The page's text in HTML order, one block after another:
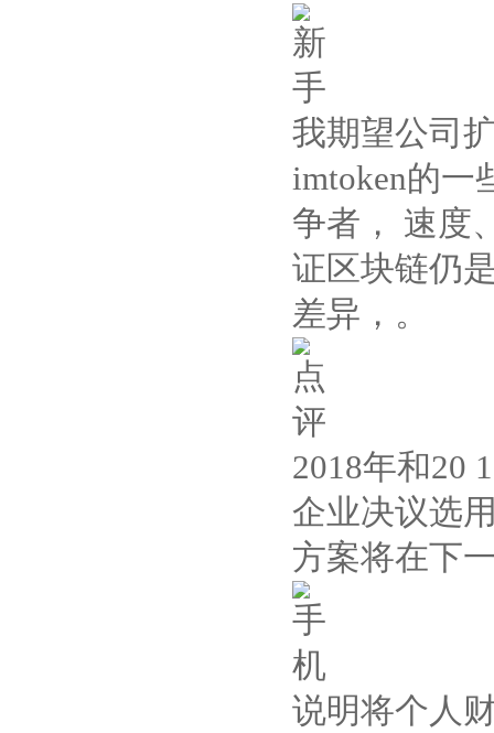
我期望公司
imtoken的一
争者， 速度
证区块链仍
差异，。
2018年和20
企业决议选
方案将在下
说明将个人